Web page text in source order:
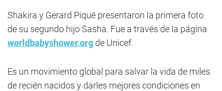
Shakira y Gerard Piqué presentaron la primera foto
de su segundo hijo Sasha. Fue a través de la página
worldbabyshower.org de Unicef.
Es un movimiento global para salvar la vida de miles
de recién nacidos y darles mejores condiciones en